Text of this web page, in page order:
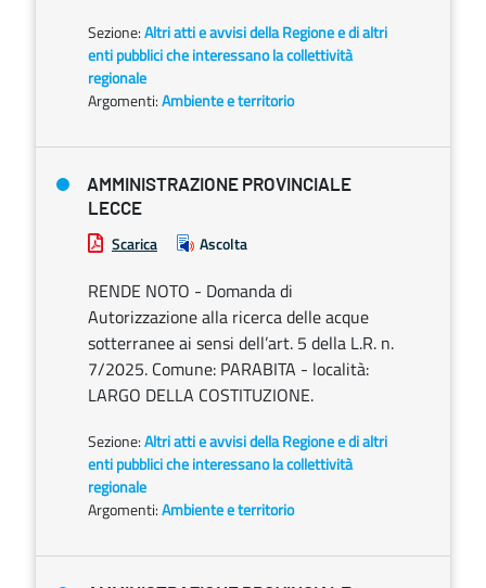
Sezione:Altri atti e avvisi della Regione e di altri
enti pubblici che interessano la collettività
regionale
Argomenti:Ambiente e territorio
AMMINISTRAZIONE PROVINCIALE
LECCE
Scarica Ascolta
RENDE NOTO - Domanda di
Autorizzazione alla ricerca delle acque
sotterranee ai sensi dell’art. 5 della L.R. n.
7/2025. Comune: PARABITA - località:
LARGO DELLA COSTITUZIONE.
Sezione:Altri atti e avvisi della Regione e di altri
enti pubblici che interessano la collettività
regionale
Argomenti:Ambiente e territorio